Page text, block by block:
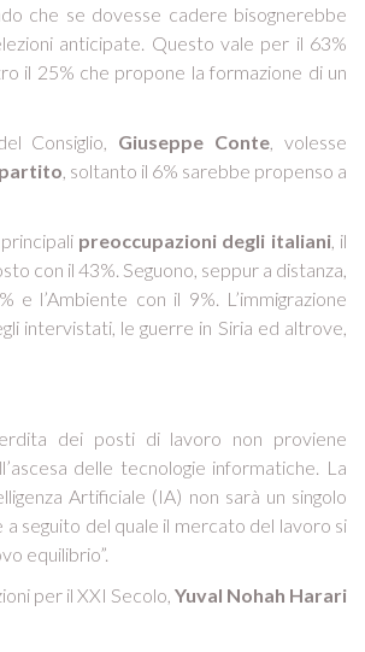
che se dovesse cadere bisognerebbe
anticipate. Questo vale per il 63%
il 25% che propone la formazione di un
Consiglio, Giuseppe Conte, volesse
, soltanto il 6% sarebbe propenso a
preoccupazioni degli italiani, il
con il 43%. Seguono, seppur a distanza,
e l’Ambiente con il 9%. L’immigrazione
intervistati, le guerre in Siria ed altrove,
dei posti di lavoro non proviene
delle tecnologie informatiche. La
Artificiale (IA) non sarà un singolo
seguito del quale il mercato del lavoro si
equilibrio”.
per il XXI Secolo, Yuval Nohah Harari